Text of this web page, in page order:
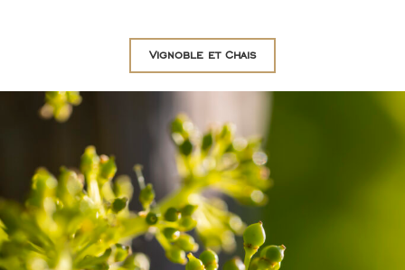
Vignoble et Chais